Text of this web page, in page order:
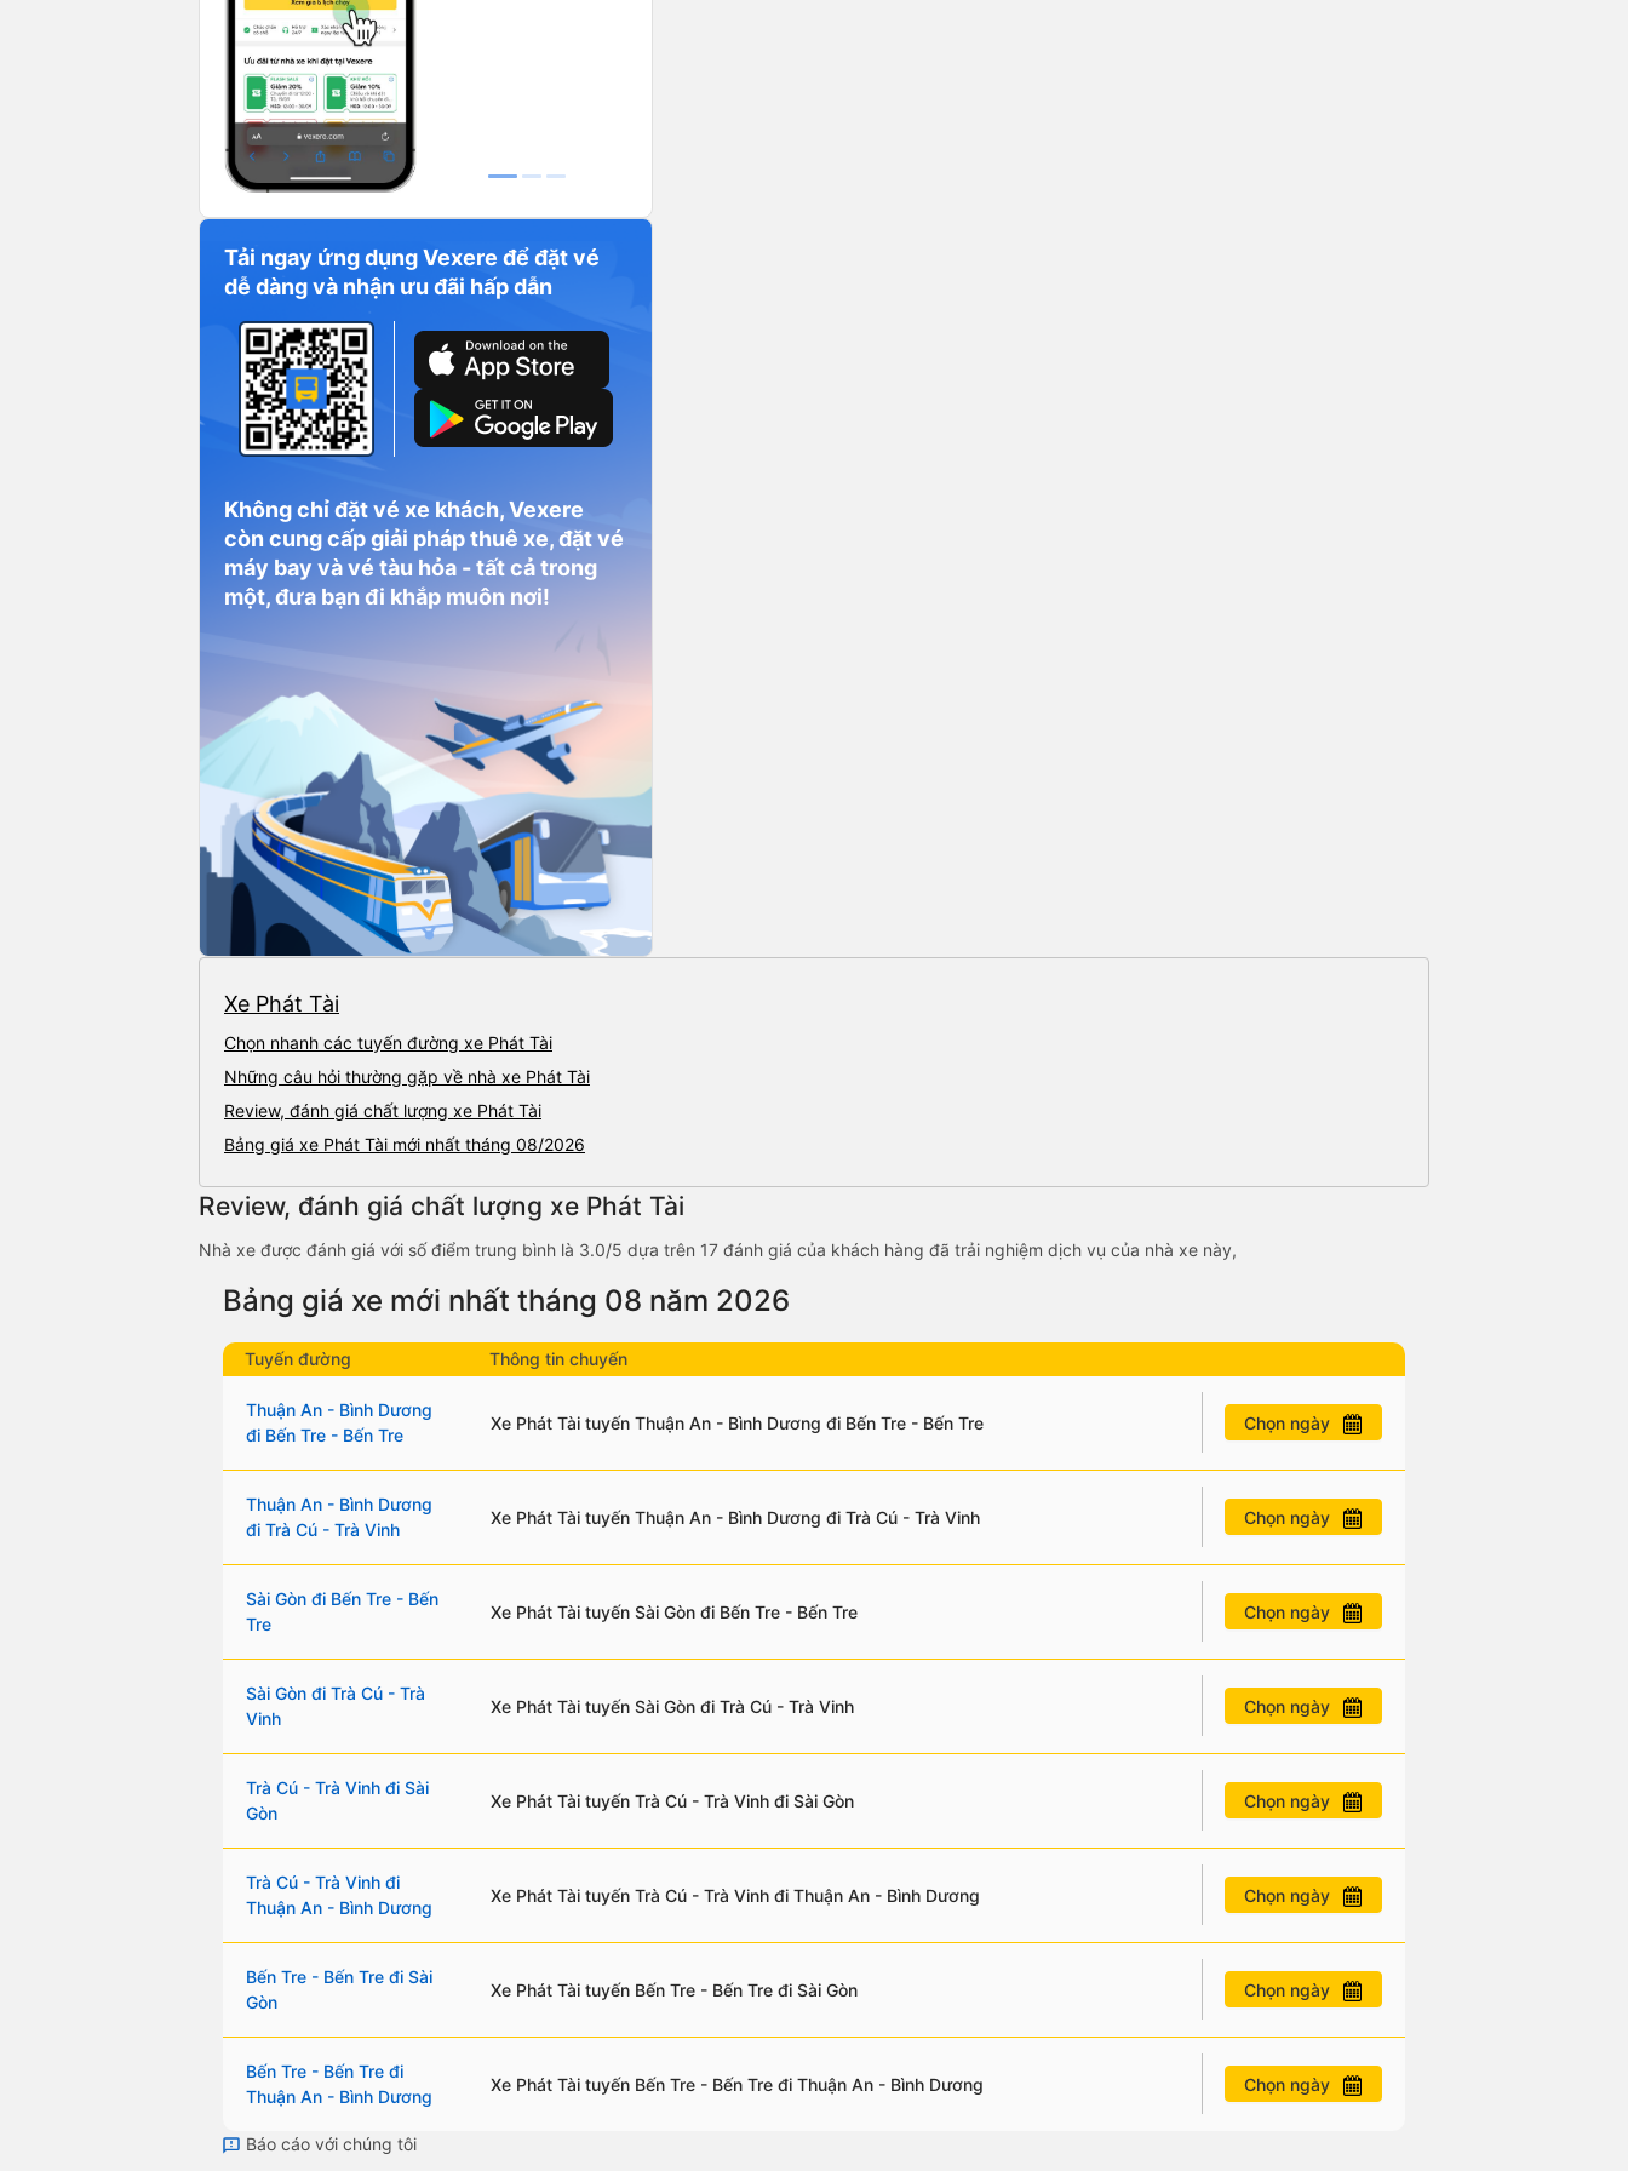
Tải ngay ứng dụng Vexere để đặt vé
dễ dàng và nhận ưu đãi hấp dẫn
Không chỉ đặt vé xe khách, Vexere
còn cung cấp giải pháp thuê xe, đặt vé
máy bay và vé tàu hỏa - tất cả trong
một, đưa bạn đi khắp muôn nơi!
Xe Phát Tài
Chọn nhanh các tuyến đường xe Phát Tài
Những câu hỏi thường gặp về nhà xe Phát Tài
Review, đánh giá chất lượng xe Phát Tài
Bảng giá xe Phát Tài mới nhất tháng 08/2026
Review, đánh giá chất lượng xe Phát Tài
Nhà xe được đánh giá với số điểm trung bình là 3.0/5 dựa trên 17 đánh giá của khách hàng đã trải nghiệm dịch vụ của nhà xe này,
Bảng giá xe mới nhất tháng 08 năm 2026
Tuyến đường Thông tin chuyến
Thuận An - Bình Dương
đi Bến Tre - Bến Tre
Xe Phát Tài tuyến Thuận An - Bình Dương đi Bến Tre - Bến Tre Chọn ngày
Thuận An - Bình Dương
đi Trà Cú - Trà Vinh
Xe Phát Tài tuyến Thuận An - Bình Dương đi Trà Cú - Trà Vinh Chọn ngày
Sài Gòn đi Bến Tre - Bến
Tre
Xe Phát Tài tuyến Sài Gòn đi Bến Tre - Bến Tre Chọn ngày
Sài Gòn đi Trà Cú - Trà
Vinh
Xe Phát Tài tuyến Sài Gòn đi Trà Cú - Trà Vinh Chọn ngày
Trà Cú - Trà Vinh đi Sài
Gòn
Xe Phát Tài tuyến Trà Cú - Trà Vinh đi Sài Gòn Chọn ngày
Trà Cú - Trà Vinh đi
Thuận An - Bình Dương
Xe Phát Tài tuyến Trà Cú - Trà Vinh đi Thuận An - Bình Dương Chọn ngày
Bến Tre - Bến Tre đi Sài
Gòn
Xe Phát Tài tuyến Bến Tre - Bến Tre đi Sài Gòn Chọn ngày
Bến Tre - Bến Tre đi
Thuận An - Bình Dương
Xe Phát Tài tuyến Bến Tre - Bến Tre đi Thuận An - Bình Dương Chọn ngày
Báo cáo với chúng tôi